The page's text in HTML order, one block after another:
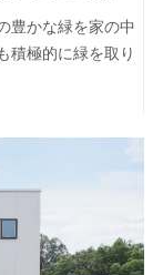
豊かな緑を家の中
積極的に緑を取り